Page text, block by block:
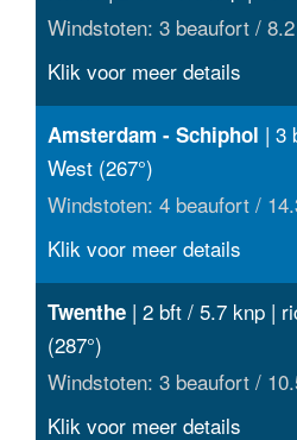
Windstoten: 3 beaufort /
Klik voor meer details
Amsterdam - Schiphol | 3
West (267°)
Windstoten: 4 beaufort /
Klik voor meer details
Twenthe | 2 bft / 5.7 knp |
(287°)
Windstoten: 3 beaufort /
Klik voor meer details